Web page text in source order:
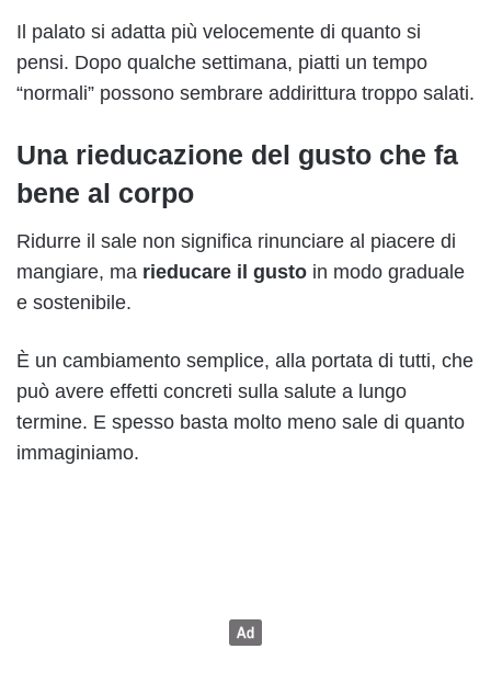
Il palato si adatta più velocemente di quanto si
pensi. Dopo qualche settimana, piatti un tempo
“normali” possono sembrare addirittura troppo salati.
Una rieducazione del gusto che fa
bene al corpo
Ridurre il sale non significa rinunciare al piacere di
mangiare, ma rieducare il gusto in modo graduale
e sostenibile.
È un cambiamento semplice, alla portata di tutti, che
può avere effetti concreti sulla salute a lungo
termine. E spesso basta molto meno sale di quanto
immaginiamo.